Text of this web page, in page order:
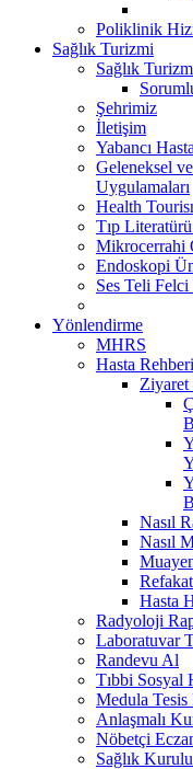
Poliklinik
Sağlık Turizmi
Sağlık
Şehrimiz
İletişim
Yabancı
Geleneksel
Uygulamaları
Health
Tıp
Mikrocerrahi
Endoskopi
Ses Teli
Yönlendirme
MHRS
Hasta Rehberi
Ziyaret
Nasıl
Nasıl
Hasta
Radyoloji
Laboratuvar
Randevu Al
Tıbbi Sosyal
Medula Tesis
Anlaşmalı
Nöbetçi
Sağlık